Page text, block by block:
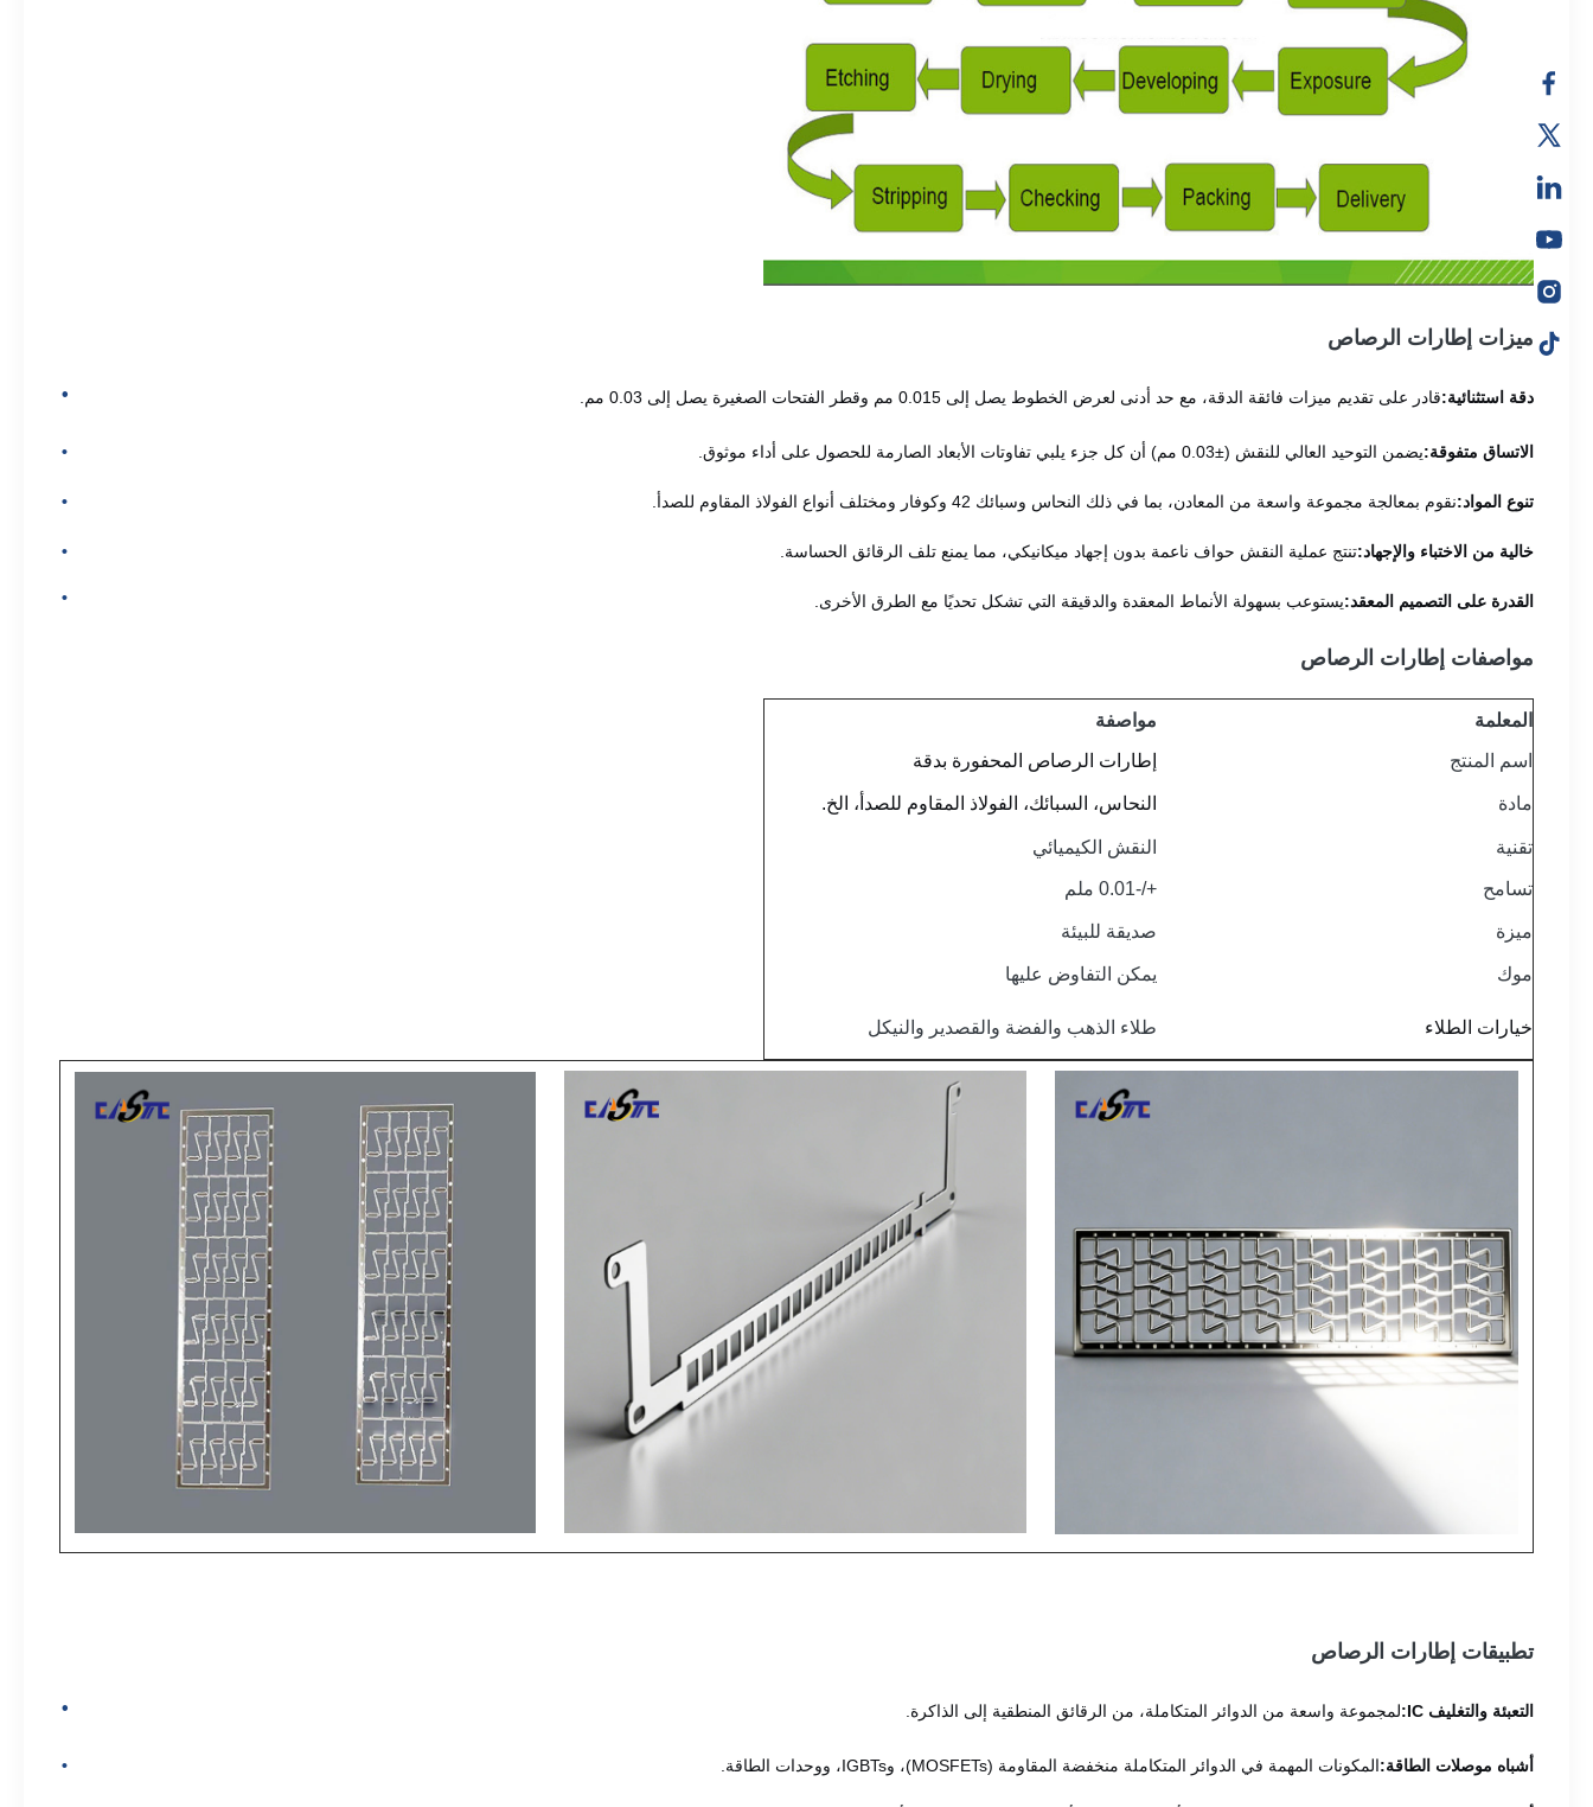
ميزات إطارات الرصاص
دقة استثنائية:قادر على تقديم ميزات فائقة الدقة، مع حد أدنى لعرض الخطوط يصل إلى 0.015 مم وقطر الفتحات الصغيرة يصل إلى 0.03 مم.
الاتساق متفوقة:يضمن التوحيد العالي للنقش (±0.03 مم) أن كل جزء يلبي تفاوتات الأبعاد الصارمة للحصول على أداء موثوق.
تنوع المواد:نقوم بمعالجة مجموعة واسعة من المعادن، بما في ذلك النحاس وسبائك 42 وكوفار ومختلف أنواع الفولاذ المقاوم للصدأ.
خالية من الاختباء والإجهاد:تنتج عملية النقش حواف ناعمة بدون إجهاد ميكانيكي، مما يمنع تلف الرقائق الحساسة.
القدرة على التصميم المعقد:يستوعب بسهولة الأنماط المعقدة والدقيقة التي تشكل تحديًا مع الطرق الأخرى.
مواصفات إطارات الرصاص
المعلمة
مواصفة
اسم المنتج
إطارات الرصاص المحفورة بدقة
مادة النحاس، السبائك، الفولاذ المقاوم للصدأ، الخ.
تقنية النقش الكيميائي
تسامح +/-0.01 ملم
ميزة صديقة للبيئة
موك يمكن التفاوض عليها
خيارات الطلاء طلاء الذهب والفضة والقصدير والنيكل
تطبيقات إطارات الرصاص
التعبئة والتغليف IC: لمجموعة واسعة من الدوائر المتكاملة، من الرقائق المنطقية إلى الذاكرة.
أشباه موصلات الطاقة:المكونات المهمة في الدوائر المتكاملة منخفضة المقاومة (MOSFETs)، وIGBTs، ووحدات الطاقة.